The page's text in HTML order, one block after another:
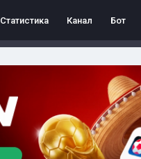
Статистика Канал Бот